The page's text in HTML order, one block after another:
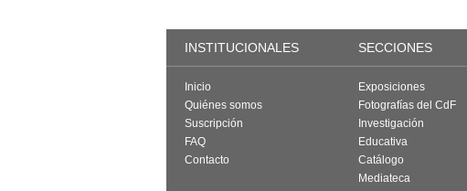
INSTITUCIONALES SECCIONES
Inicio
Quiénes somos
Suscripción
FAQ
Contacto
Exposiciones
Fotografías del CdF
Investigación
Educativa
Catálogo
Mediateca